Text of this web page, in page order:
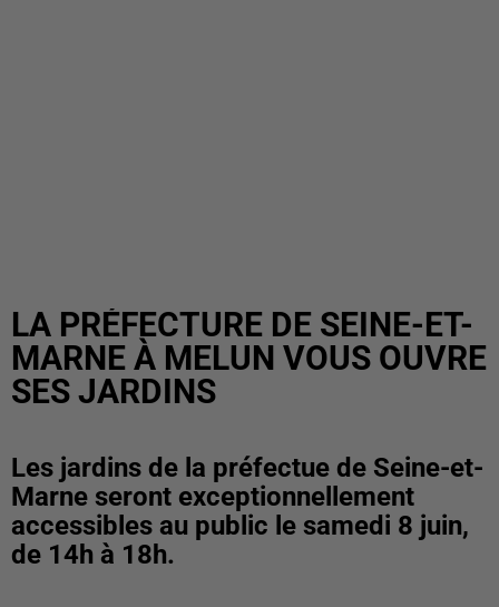
LA PRÉFECTURE DE SEINE-ET-
MARNE À MELUN VOUS OUVRE
SES JARDINS
Les jardins de la préfectue de Seine-et-
Marne seront exceptionnellement
accessibles au public le samedi 8 juin,
de 14h à 18h.